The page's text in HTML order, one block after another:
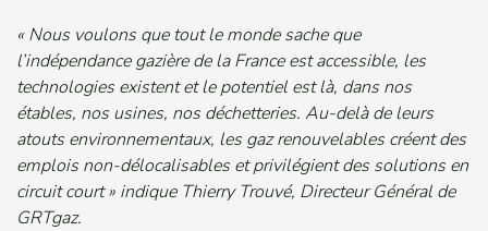
« Nous voulons que tout le monde sache que
l’indépendance gazière de la France est accessible, les
technologies existent et le potentiel est là, dans nos
étables, nos usines, nos déchetteries. Au-delà de leurs
atouts environnementaux, les gaz renouvelables créent des
emplois non-délocalisables et privilégient des solutions en
circuit court » indique Thierry Trouvé, Directeur Général de
GRTgaz.